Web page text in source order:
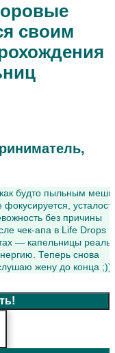
своим
будто пыльным
без причины
чек-апа в Life Drops
— капельницы
Теперь снова
жену до конца ;))